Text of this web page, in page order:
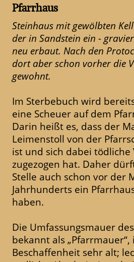
Pfarrhaus
Steinhaus mit gewölbten
der in Sandstein ein -
neu erbaut. Nach den
dort aber schon vorher die
gewohnt.
Im Sterbebuch wird
eine Scheuer auf dem
Darin heißt es, dass der
Leimenstoll von der
ist und sich dabei tödliche
zugezogen hat. Daher
Stelle auch schon vor der
Jahrhunderts ein
haben.
Die Umfassungsmauer
bekannt als
Beschaffenheit sehr alt;